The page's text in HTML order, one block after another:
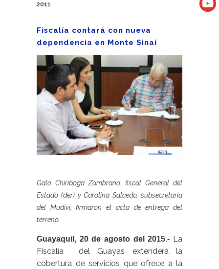
2011
Fiscalía contará con nueva
dependencia en Monte Sinaí
Galo Chiriboga Zambrano, fiscal General del
Estado (der) y Carolina Salcedo, subsecretaria
del Mudivi, firmaron el acta de entrega del
terreno.
Guayaquil, 20 de agosto del 2015.- La
Fiscalía del Guayas extenderá la
cobertura de servicios que ofrece a la